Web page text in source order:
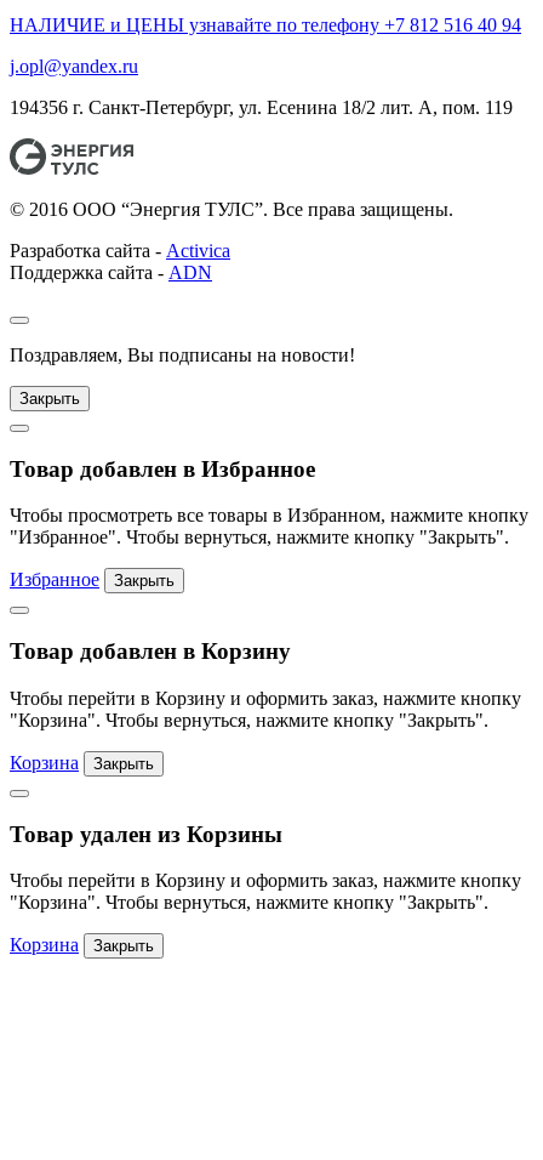
НАЛИЧИЕ и ЦЕНЫ узнавайте по телефону +7 812 516 40 94
j.opl@yandex.ru
194356 г. Санкт-Петербург, ул. Есенина 18/2 лит. А, пом. 119
© 2016 ООО “Энергия ТУЛС”. Все права защищены.
Разработка сайта - Activica
Поддержка сайта - ADN
Поздравляем, Вы подписаны на новости!
Закрыть
Товар добавлен в Избранное
Чтобы просмотреть все товары в Избранном, нажмите кнопку
"Избранное". Чтобы вернуться, нажмите кнопку "Закрыть".
Избранное Закрыть
Товар добавлен в Корзину
Чтобы перейти в Корзину и оформить заказ, нажмите кнопку
"Корзина". Чтобы вернуться, нажмите кнопку "Закрыть".
Корзина Закрыть
Товар удален из Корзины
Чтобы перейти в Корзину и оформить заказ, нажмите кнопку
"Корзина". Чтобы вернуться, нажмите кнопку "Закрыть".
Корзина Закрыть